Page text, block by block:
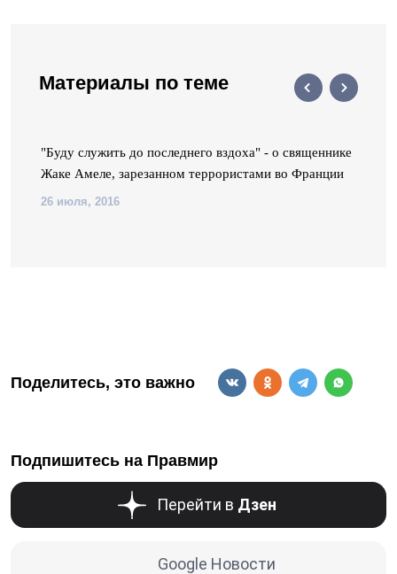
Материалы по теме
"Буду служить до последнего вздоха" - о священнике
Жаке Амеле, зарезанном террористами во Франции
26 июля, 2016
Поделитесь, это важно
Подпишитесь на Правмир
Перейти в Дзен
Google Новости